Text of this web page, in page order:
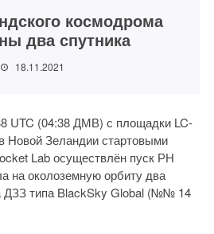
космодрома
два спутника
18.11.2021
UTC (04:38 ДМВ) с площадки LC-
Новой Зеландии стартовыми
Lab осуществлён пуск РН
на околоземную орбиту два
ДЗЗ типа BlackSky Global (№№ 14